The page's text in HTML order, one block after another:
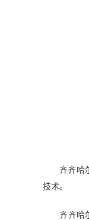
齐齐哈尔
技术。
齐齐哈尔